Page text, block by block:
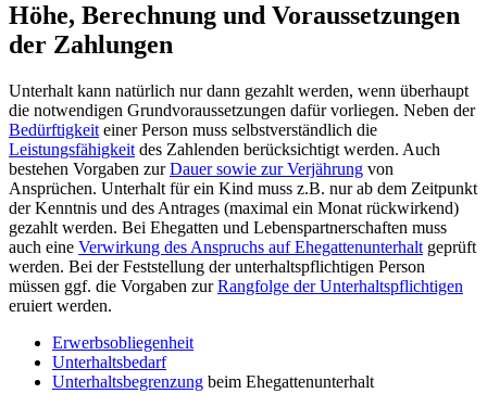
Höhe, Berechnung und Voraussetzungen
der Zahlungen
Unterhalt kann natürlich nur dann gezahlt werden, wenn überhaupt
die notwendigen Grundvoraussetzungen dafür vorliegen. Neben der
Bedürftigkeit einer Person muss selbstverständlich die
Leistungsfähigkeit des Zahlenden berücksichtigt werden. Auch
bestehen Vorgaben zurDauer sowie zur Verjährung von
Ansprüchen. Unterhalt für ein Kind muss z.B. nur ab dem Zeitpunkt
der Kenntnis und des Antrages (maximal ein Monat rückwirkend)
gezahlt werden. Bei Ehegatten und Lebenspartnerschaften muss
auch eine Verwirkung des Anspruchs auf Ehegattenunterhalt geprüft
werden. Bei der Feststellung der unterhaltspflichtigen Person
müssen ggf. die Vorgaben zurRangfolge der Unterhaltspflichtigen
eruiert werden.
Erwerbsobliegenheit
Unterhaltsbedarf
Unterhaltsbegrenzung beim Ehegattenunterhalt